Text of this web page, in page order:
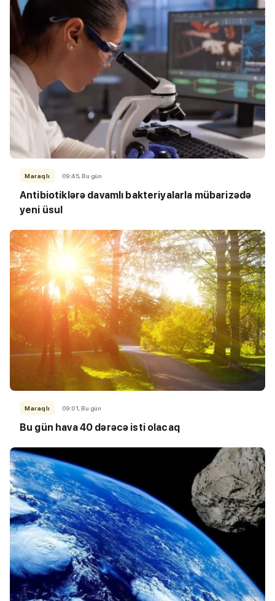
Maraqlı 09:45, Bu gün
Antibiotiklərə davamlı bakteriyalarla mübarizədə
yeni üsul
Maraqlı 09:01, Bu gün
Bu gün hava 40 dərəcə isti olacaq